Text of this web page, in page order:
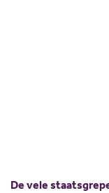
De vele